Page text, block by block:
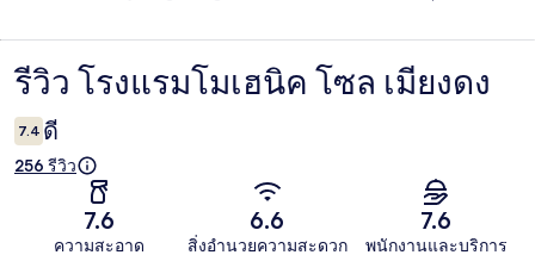
รีวิว
รีวิว โรงแรมโมเฮนิค โซล เมียงดง
7.4 ดี
256 รีวิว
7.6
ความสะอาด
6.6
สิ่งอำนวยความสะดวก
7.6
พนักงานและบริการ